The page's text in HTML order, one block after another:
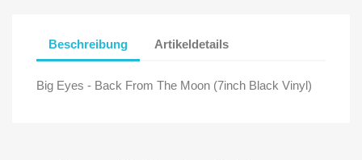
Beschreibung Artikeldetails
Big Eyes - Back From The Moon (7inch Black Vinyl)